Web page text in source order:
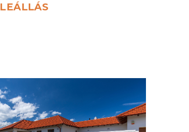
LEÁLLÁS